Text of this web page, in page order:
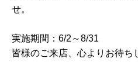
せ。
実施期間：6/2～8/31
皆様のご来店、心よりお待ち